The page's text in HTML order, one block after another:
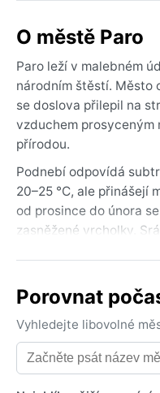
O městě Paro
Paro leží v malebném
národním štěstí. Město
se doslova přilepil na
vzduchem prosyceným
přírodou.
Podnebí odpovídá
20–25 °C, ale přinášejí
od prosince do února
zasněžené vrcholky.
obloha převážně jasná
kdy se do města
mohou omezit pěší
vrcholcích. Hurikány
Porovnat
Vyhledejte libovolné